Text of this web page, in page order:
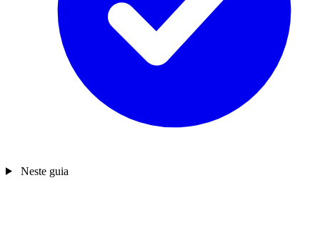
Neste guia